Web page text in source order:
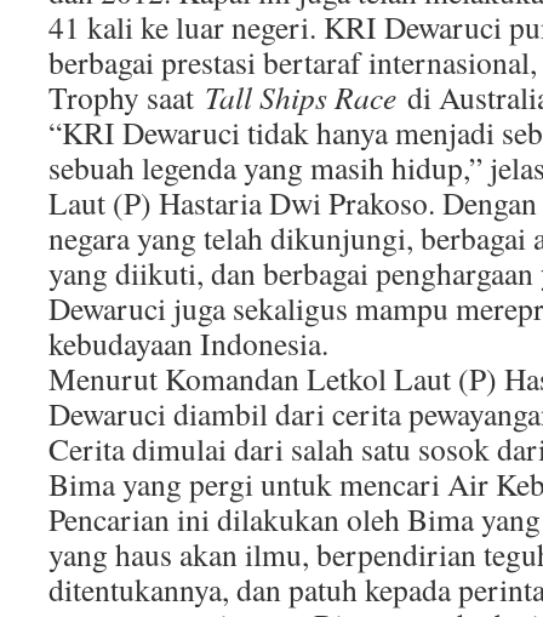
41 kali ke luar negeri. KRI Dewaruci
berbagai prestasi bertaraf
Trophy saat Tall Ships Race di
“KRI Dewaruci tidak hanya menjadi
sebuah legenda yang masih hidup,”
Laut (P) Hastaria Dwi Prakoso.
negara yang telah dikunjungi, berbagai
yang diikuti, dan berbagai
Dewaruci juga sekaligus mampu
kebudayaan Indonesia.
Menurut Komandan Letkol Laut (P)
Dewaruci diambil dari cerita
Cerita dimulai dari salah satu sosok
Bima yang pergi untuk mencari Air
Pencarian ini dilakukan oleh Bima
yang haus akan ilmu, berpendirian
ditentukannya, dan patuh kepada